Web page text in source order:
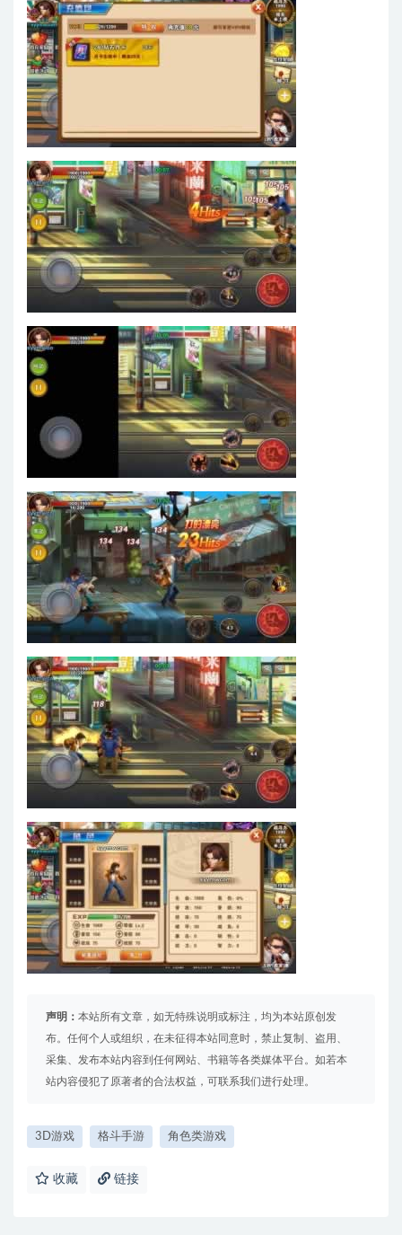
声明： 本站所有文章，如无特殊说明或标注，均为本站原创发
布。任何个人或组织，在未征得本站同意时，禁止复制、盗用、
采集、发布本站内容到任何网站、书籍等各类媒体平台。如若本
站内容侵犯了原著者的合法权益，可联系我们进行处理。
3D游戏 格斗手游 角色类游戏
收藏 链接